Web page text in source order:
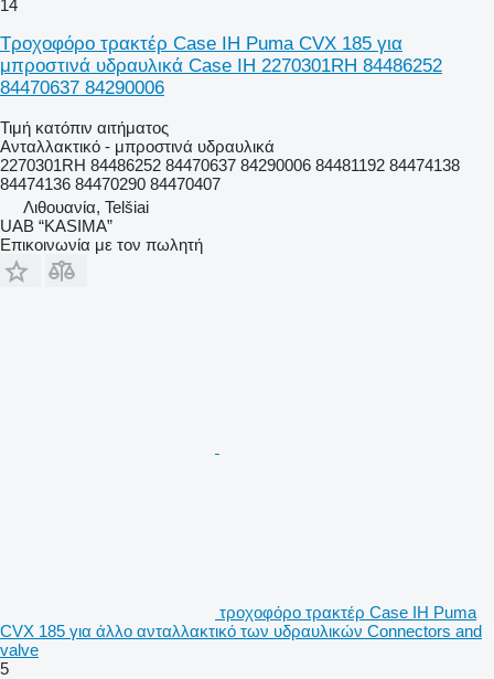
14
Τροχοφόρο τρακτέρ Case IH Puma CVX 185 για
μπροστινά υδραυλικά Case IH 2270301RH 84486252
84470637 84290006
Τιμή κατόπιν αιτήματος
Ανταλλακτικό - μπροστινά υδραυλικά
2270301RH 84486252 84470637 84290006 84481192 84474138
84474136 84470290 84470407
Λιθουανία, Telšiai
UAB “KASIMA”
Επικοινωνία με τον πωλητή
τροχοφόρο τρακτέρ Case IH Puma
CVX 185 για άλλο ανταλλακτικό των υδραυλικών Connectors and
valve
5